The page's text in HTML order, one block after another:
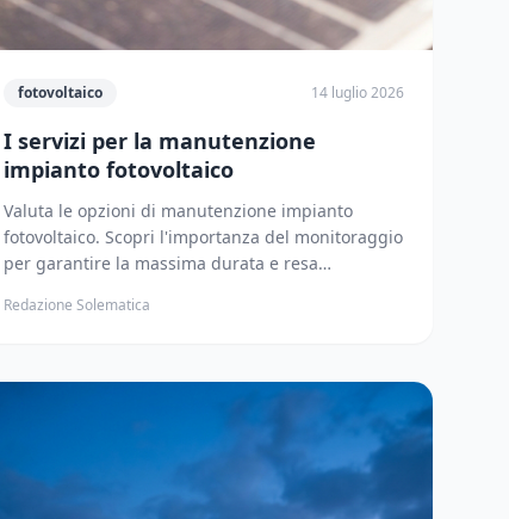
fotovoltaico 14 luglio 2026
I servizi per la manutenzione
impianto fotovoltaico
Valuta le opzioni di manutenzione impianto
fotovoltaico. Scopri l'importanza del monitoraggio
per garantire la massima durata e resa
Redazione Solematica